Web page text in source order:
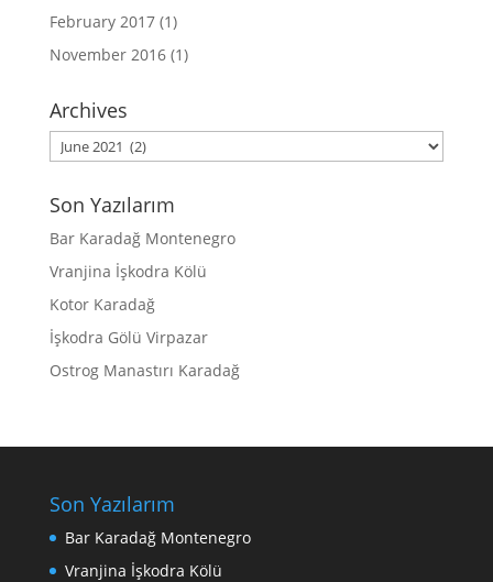
February 2017(1)
November 2016(1)
Archives
Archives
Son Yazılarım
Bar Karadağ Montenegro
Vranjina İşkodra Kölü
Kotor Karadağ
İşkodra Gölü Virpazar
Ostrog Manastırı Karadağ
Son Yazılarım
Bar Karadağ Montenegro
Vranjina İşkodra Kölü